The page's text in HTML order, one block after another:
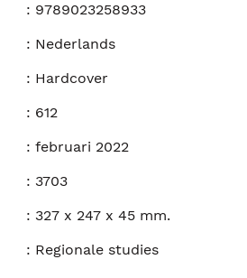
: 9789023258933
: Nederlands
: Hardcover
: 612
: februari 2022
: 3703
: 327 x 247 x 45 mm.
: Regionale studies